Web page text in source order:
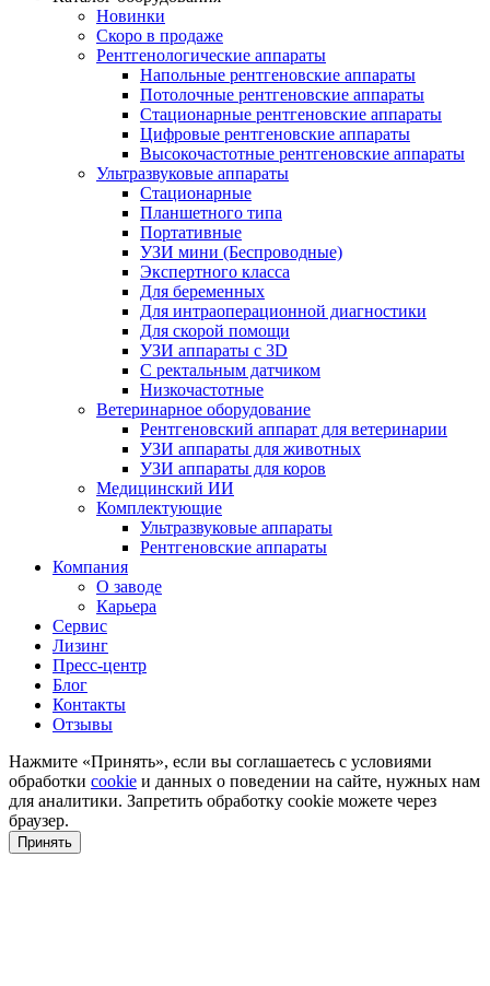
Новинки
Скоро в продаже
Рентгенологические аппараты
Напольные рентгеновские аппараты
Потолочные рентгеновские аппараты
Стационарные рентгеновские аппараты
Цифровые рентгеновские аппараты
Высокочастотные рентгеновские аппараты
Ультразвуковые аппараты
Стационарные
Планшетного типа
Портативные
УЗИ мини (Беспроводные)
Экспертного класса
Для беременных
Для интраоперационной диагностики
Для скорой помощи
УЗИ аппараты с 3D
С ректальным датчиком
Низкочастотные
Ветеринарное оборудование
Рентгеновский аппарат для ветеринарии
УЗИ аппараты для животных
УЗИ аппараты для коров
Медицинский ИИ
Комплектующие
Ультразвуковые аппараты
Рентгеновские аппараты
Компания
О заводе
Карьера
Сервис
Лизинг
Пресс-центр
Блог
Контакты
Отзывы
Нажмите «Принять», если вы соглашаетесь с условиями
обработки cookie и данных о поведении на сайте, нужных нам
для аналитики. Запретить обработку cookie можете через
браузер.
Принять